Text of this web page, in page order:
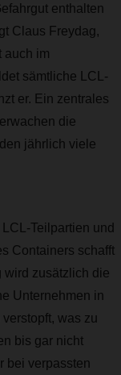
enthalten
Claus Freydag,
auch im
sämtliche LCL-
er. Ein zentrales
die
jährlich viele
Teilpartien und
Containers schafft
wird zusätzlich die
Unternehmen in
was zu
bis gar nicht
bei verpassten